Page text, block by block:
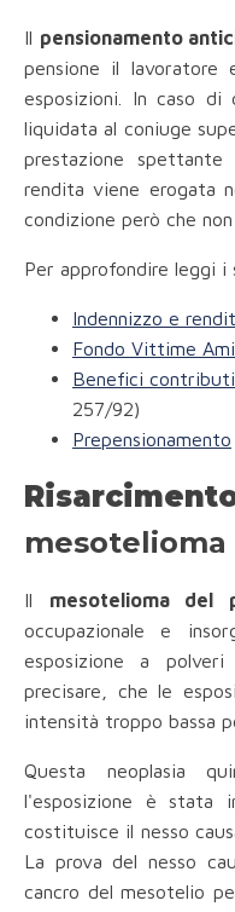
Il pensionamento
pensione il lavoratore
esposizioni. In caso di
liquidata al coniuge
prestazione
rendita viene erogata
condizione però che
Per approfondire leggi
Indennizzo e
Fondo Vittime
Benefici
257/92)
Prepensionamento
Il mesotelioma del
occupazionale e
esposizione a
precisare, che le
intensità troppo bassa
Questa neoplasia
l'esposizione è stata
costituisce il nesso
La prova del nesso
cancro del mesotelio